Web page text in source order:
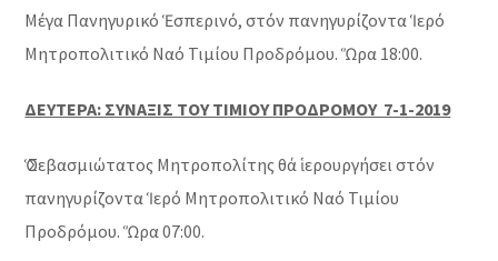
Μέγα Πανηγυρικό Ἑσπερινό, στόν πανηγυρίζοντα Ἱερό
Μητροπολιτικό Ναό Τιμίου Προδρόμου. Ὥρα 18:00.
ΔΕΥΤΕΡΑ: ΣΥΝΑΞΙΣ ΤΟΥ ΤΙΜΙΟΥ ΠΡΟΔΡΟΜΟΥ 7-1-2019
Ὁ Σεβασμιώτατος Μητροπολίτης θά ἱερουργήσει στόν
πανηγυρίζοντα Ἱερό Μητροπολιτικό Ναό Τιμίου
Προδρόμου. Ὥρα 07:00.